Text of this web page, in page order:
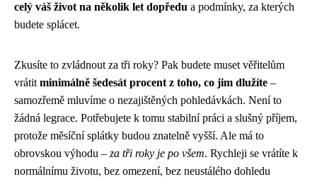
celý váš život na několik let dopředu a podmínky, za kterých
budete splácet.
Zkusíte to zvládnout za tři roky? Pak budete muset věřitelům
vrátitminimálně šedesát procent z toho, co jim dlužíte –
samozřemě mluvíme o nezajištěných pohledávkách. Není to
žádná legrace. Potřebujete k tomu stabilní práci a slušný příjem,
protože měsíční splátky budou znatelně vyšší. Ale má to
obrovskou výhodu – za tři roky je po všem. Rychleji se vrátíte k
normálnímu životu, bez omezení, bez neustálého dohledu